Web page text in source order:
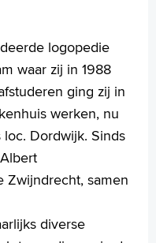
logopedie
waar zij in 1988
ging zij in
werken, nu
Dordwijk. Sinds
Zwijndrecht, samen
diverse